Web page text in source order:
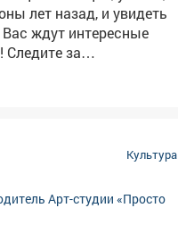
лет назад, и увидеть
за
Культура